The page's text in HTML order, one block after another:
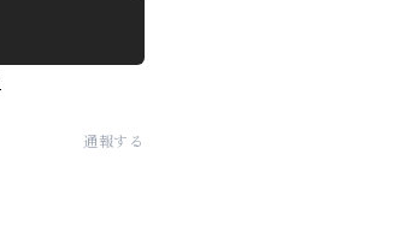
通報する